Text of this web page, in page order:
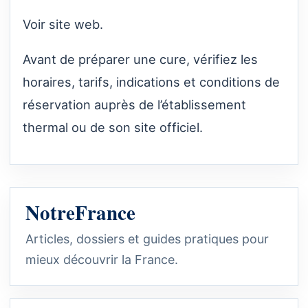
Voir site web.
Avant de préparer une cure, vérifiez les
horaires, tarifs, indications et conditions de
réservation auprès de l’établissement
thermal ou de son site officiel.
NotreFrance
Articles, dossiers et guides pratiques pour
mieux découvrir la France.